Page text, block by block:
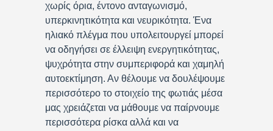
χωρίς όρια, έντονο ανταγωνισμό,
υπερκινητικότητα και νευρικότητα. Ένα
ηλιακό πλέγμα που υπολειτουργεί μπορεί
να οδηγήσει σε έλλειψη ενεργητικότητας,
ψυχρότητα στην συμπεριφορά και χαμηλή
αυτοεκτίμηση. Αν θέλουμε να δουλέψουμε
περισσότερο το στοιχείο της φωτιάς μέσα
μας χρειάζεται να μάθουμε να παίρνουμε
περισσότερα ρίσκα αλλά και να